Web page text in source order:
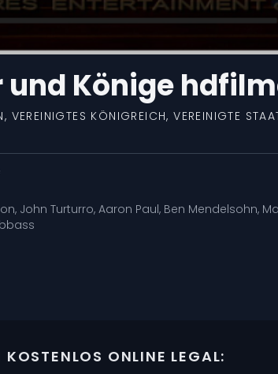
und Könige
, VEREINIGTES KÖNIGREICH,VEREINIGTE
, John Turturro, Aaron Paul, Ben Mendelsohn,
ONLINE LEGAL: